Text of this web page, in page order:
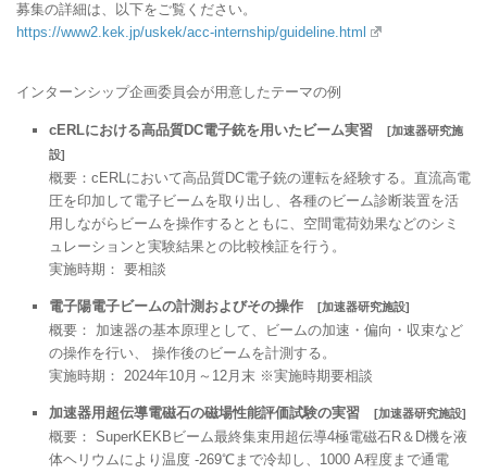
募集の詳細は、以下をご覧ください。
https://www2.kek.jp/uskek/acc-internship/guideline.html
インターンシップ企画委員会が用意したテーマの例
cERLにおける高品質DC電子銃を用いたビーム実習
[加速器研究施
設]
概要：cERLにおいて高品質DC電子銃の運転を経験する。直流高電
圧を印加して電子ビームを取り出し、各種のビーム診断装置を活
用しながらビームを操作するとともに、空間電荷効果などのシミ
ュレーションと実験結果との比較検証を行う。
実施時期： 要相談
電子陽電子ビームの計測およびその操作 [加速器研究施設]
概要： 加速器の基本原理として、ビームの加速・偏向・収束など
の操作を行い、 操作後のビームを計測する。
実施時期： 2024年10月～12月末 ※実施時期要相談
加速器用超伝導電磁石の磁場性能評価試験の実習 [加速器研究施設]
概要： SuperKEKBビーム最終集束用超伝導4極電磁石R＆D機を液
体ヘリウムにより温度 -269℃まで冷却し、1000 A程度まで通電